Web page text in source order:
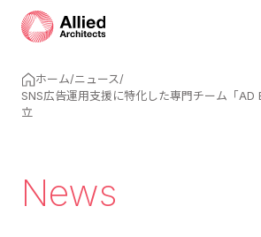
ホーム/ニュース/
SNS広告運用支援に特化した専門チーム「
立
News